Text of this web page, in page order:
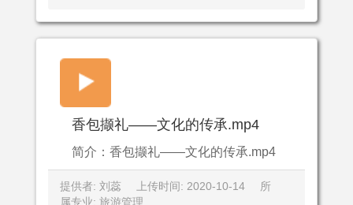
香包撷礼——文化的传承.mp4
简介：香包撷礼——文化的传承.mp4
提供者: 刘蕊 上传时间: 2020-10-14
所
属专业: 旅游管理